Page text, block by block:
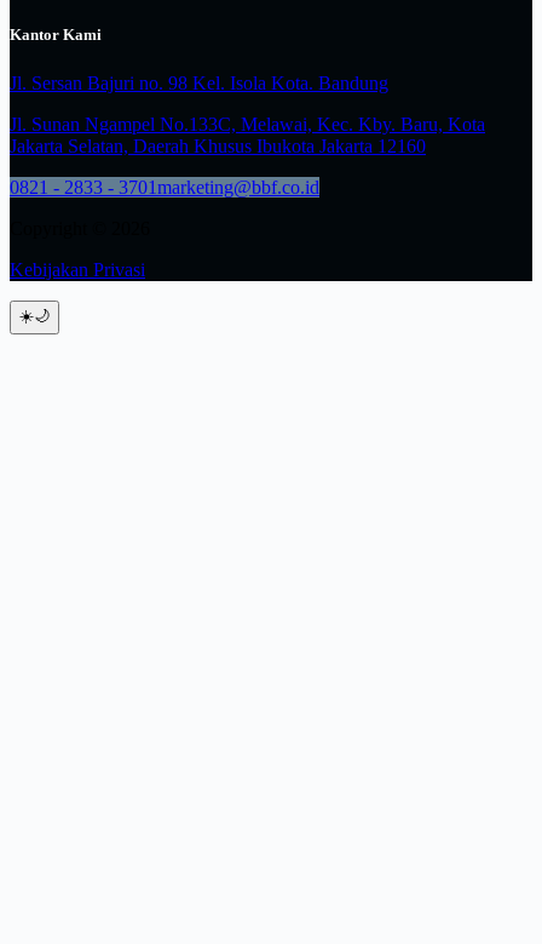
Kantor Kami
Jl. Sersan Bajuri no. 98 Kel. Isola Kota. Bandung
Jl. Sunan Ngampel No.133C, Melawai, Kec. Kby. Baru, Kota
Jakarta Selatan, Daerah Khusus Ibukota Jakarta 12160
0821 - 2833 - 3701marketing@bbf.co.id
Kebijakan Privasi
☀️🌙